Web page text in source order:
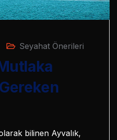
Seyahat Önerileri
bilinen Ayvalık,